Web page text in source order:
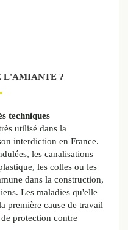
L'AMIANTE ?
techniques
utilisé dans la
interdiction en France.
les canalisations
les colles ou les
dans la construction,
Les maladies qu'elle
première cause de travail
protection contre